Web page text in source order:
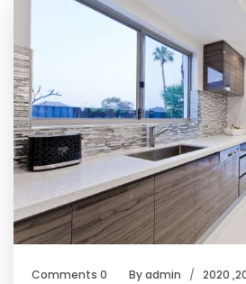
Byadmin
0 Comments